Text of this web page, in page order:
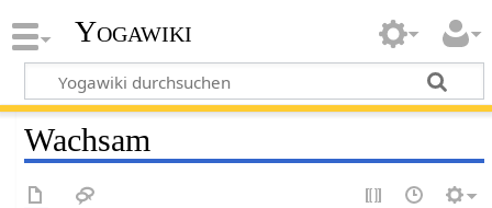
Yogawiki
Wachsam